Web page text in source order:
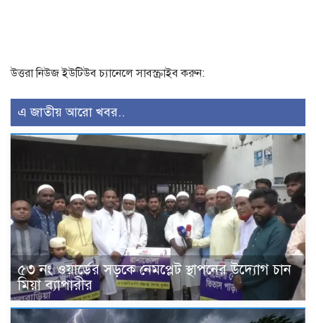
উত্তরা নিউজ ইউটিউব চ্যানেলে সাবস্ক্রাইব করুন:
এ জাতীয় আরো খবর..
৫৩ নং ওয়ার্ডের সড়কে নেমপ্লেট স্থাপনের উদ্যোগ চান
মিয়া ব্যাপারীর